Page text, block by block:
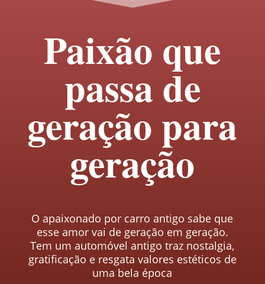
Paixão que
passa de
geração para
geração
O apaixonado por carro antigo sabe que
esse amor vai de geração em geração.
Tem um automóvel antigo traz nostalgia,
gratificação e resgata valores estéticos de
uma bela época